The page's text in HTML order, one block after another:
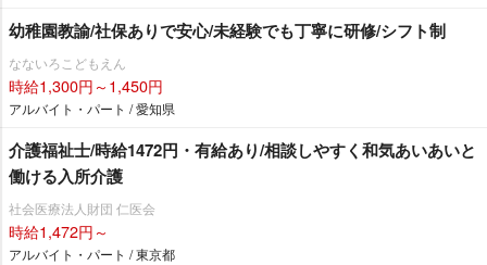
幼稚園教諭/社保ありで安心/未経験でも丁寧に研修/シフト制
なないろこどもえん
時給1,300円～1,450円
アルバイト・パート / 愛知県
介護福祉士/時給1472円・有給あり/相談しやすく和気あいあいと
働ける入所介護
社会医療法人財団 仁医会
時給1,472円～
アルバイト・パート / 東京都